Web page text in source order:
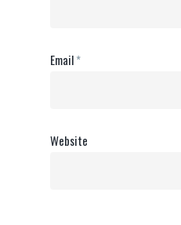
Email*
Website